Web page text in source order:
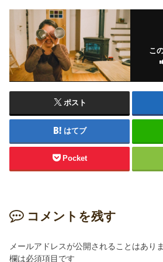
こ
ポスト
はてブ
Pocket
コメントを残す
メールアドレスが公開されることはあり
欄は必須項目です